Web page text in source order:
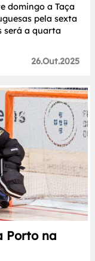
domingo a Taça
pela sexta
será a quarta
26.Out.2025
Porto na